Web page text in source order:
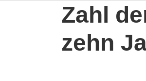
Zahl
zehn